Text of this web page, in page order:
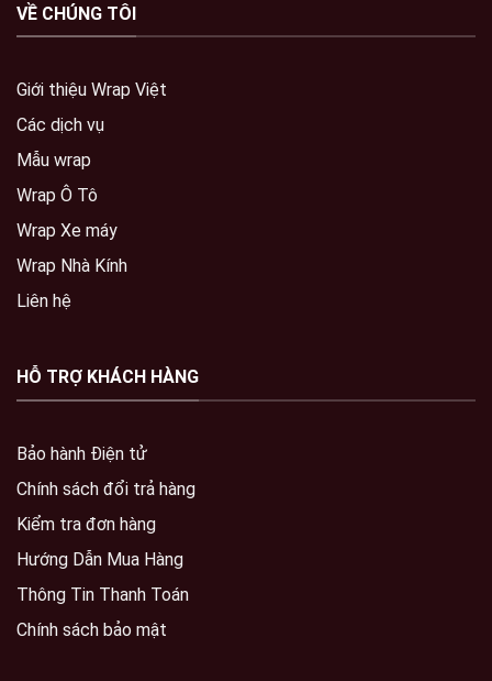
VỀ CHÚNG TÔI
Giới thiệu Wrap Việt
Các dịch vụ
Mẫu wrap
Wrap Ô Tô
Wrap Xe máy
Wrap Nhà Kính
Liên hệ
HỖ TRỢ KHÁCH HÀNG
Bảo hành Điện tử
Chính sách đổi trả hàng
Kiểm tra đơn hàng
Hướng Dẫn Mua Hàng
Thông Tin Thanh Toán
Chính sách bảo mật